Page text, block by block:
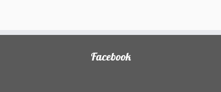
Facebook